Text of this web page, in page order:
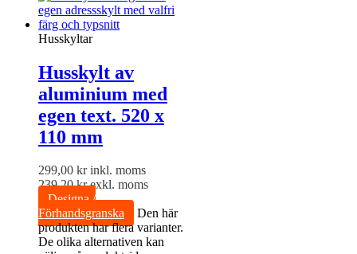
Husskyltar
Husskylt av
aluminium med
egen text. 520 x
110 mm
299,00 krinkl. moms
239,20krexkl. moms
Designa /
Förhandsgranska
Den här
produkten har flera varianter.
De olika alternativen kan